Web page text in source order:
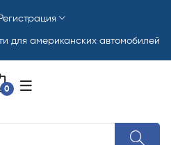
для американских автомобилей
0